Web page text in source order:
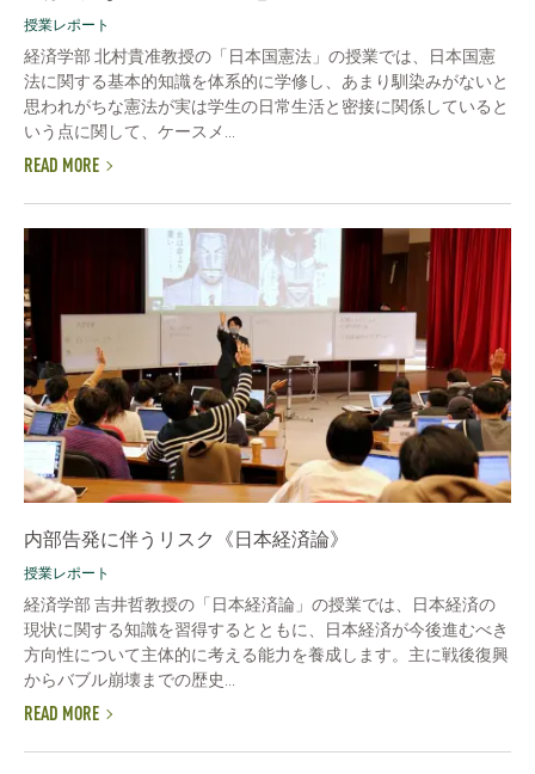
授業レポート
経済学部 北村貴准教授の「日本国憲法」の授業では、日本国憲
法に関する基本的知識を体系的に学修し、あまり馴染みがないと
思われがちな憲法が実は学生の日常生活と密接に関係していると
いう点に関して、ケースメ...
READ MORE
内部告発に伴うリスク《日本経済論》
授業レポート
経済学部 吉井哲教授の「日本経済論」の授業では、日本経済の
現状に関する知識を習得するとともに、日本経済が今後進むべき
方向性について主体的に考える能力を養成します。主に戦後復興
からバブル崩壊までの歴史...
READ MORE